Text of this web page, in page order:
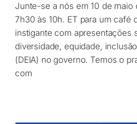
Junte-se a nós em 10 de maio
7h30 às 10h. ET para um café
instigante com apresentações
diversidade, equidade,
(DEIA) no governo. Temos o
com